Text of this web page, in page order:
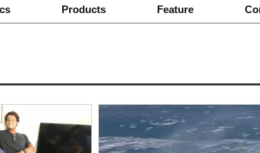
Products Feature